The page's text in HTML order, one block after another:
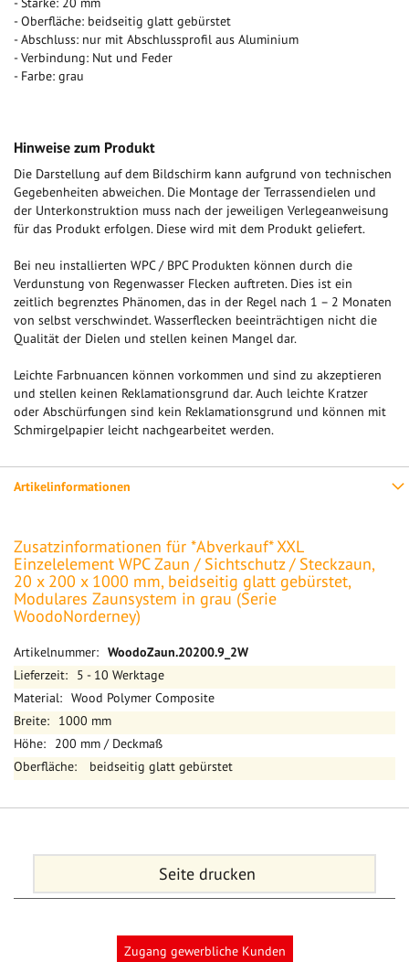
- Oberfläche: beidseitig glatt gebürstet
- Abschluss: nur mit Abschlussprofil aus Aluminium
- Verbindung: Nut und Feder
- Farbe: grau
Hinweise zum Produkt
Die Darstellung auf dem Bildschirm kann aufgrund von technischen
Gegebenheiten abweichen. Die Montage der Terrassendielen und
der Unterkonstruktion muss nach der jeweiligen Verlegeanweisung
für das Produkt erfolgen. Diese wird mit dem Produkt geliefert.
Bei neu installierten WPC / BPC Produkten können durch die
Verdunstung von Regenwasser Flecken auftreten. Dies ist ein
zeitlich begrenztes Phänomen, das in der Regel nach 1 – 2 Monaten
von selbst verschwindet. Wasserflecken beeinträchtigen nicht die
Qualität der Dielen und stellen keinen Mangel dar.
Leichte Farbnuancen können vorkommen und sind zu akzeptieren
und stellen keinen Reklamationsgrund dar. Auch leichte Kratzer
oder Abschürfungen sind kein Reklamationsgrund und können mit
Schmirgelpapier leicht nachgearbeitet werden.
Artikelinformationen
Zusatzinformationen für *Abverkauf* XXL
Einzelelement WPC Zaun / Sichtschutz / Steckzaun,
20 x 200 x 1000 mm, beidseitig glatt gebürstet,
Modulares Zaunsystem in grau (Serie
WoodoNorderney)
Mehr
Informationen
WoodoZaun.20200.9_2W
5 - 10 Werktage
Wood Polymer Composite
1000 mm
200 mm / Deckmaß
beidseitig glatt gebürstet
Seite drucken
Zugang gewerbliche Kunden